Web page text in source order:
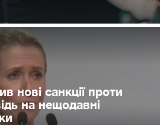
нові санкції проти
на нещодавні